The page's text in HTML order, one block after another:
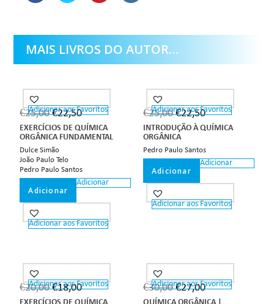
MAIS LIVROS DO AUTOR…
Adicionar aos Favoritos
€25,00 €22,50
EXERCÍCIOS DE QUÍMICA
ORGÂNICA FUNDAMENTAL
Dulce Simão
João Paulo Telo
Pedro Paulo Santos
Adicionar
Adicionar
Adicionar aos Favoritos
Adicionar aos Favoritos
€25,00 €22,50
INTRODUÇÃO À QUÍMICA
ORGÂNICA
Pedro Paulo Santos
Adicionar
Adicionar
Adicionar aos Favoritos
Adicionar aos Favoritos
€20,00 €18,00 Adicionar aos Favoritos
€30,00 €27,00